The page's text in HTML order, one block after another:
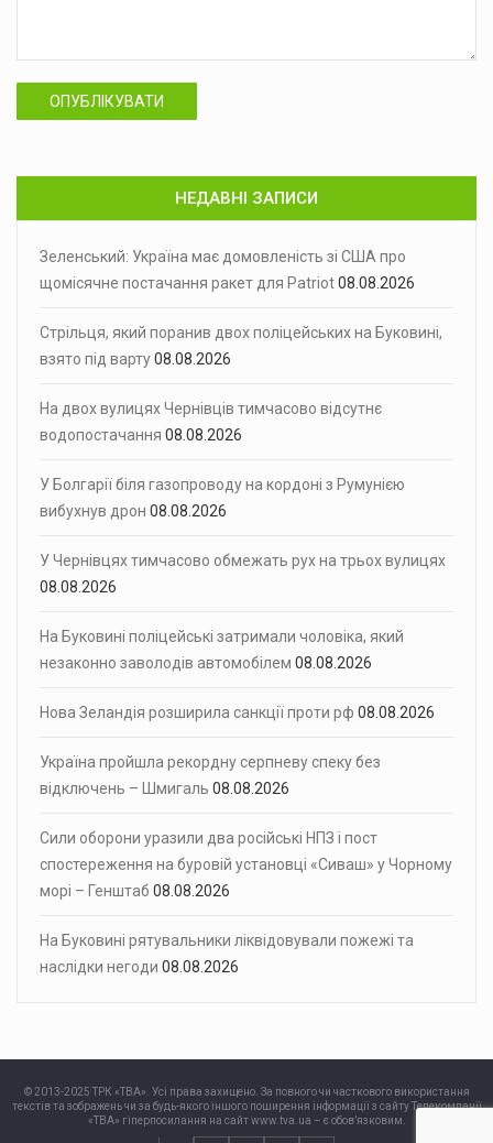
ОПУБЛІКУВАТИ
НЕДАВНІ ЗАПИСИ
Зеленський: Україна має домовленість зі США про
щомісячне постачання ракет для Patriot08.08.2026
Стрільця, який поранив двох поліцейських на Буковині,
взято під варту08.08.2026
На двох вулицях Чернівців тимчасово відсутнє
водопостачання 08.08.2026
У Болгарії біля газопроводу на кордоні з Румунією
вибухнув дрон 08.08.2026
У Чернівцях тимчасово обмежать рух на трьох вулицях
08.08.2026
На Буковині поліцейські затримали чоловіка, який
незаконно заволодів автомобілем 08.08.2026
Нова Зеландія розширила санкції проти рф 08.08.2026
Україна пройшла рекордну серпневу спеку без
відключень – Шмигаль 08.08.2026
Сили оборони уразили два російські НПЗ і пост
спостереження на буровій установці «Сиваш» у Чорному
морі – Генштаб 08.08.2026
На Буковині рятувальники ліквідовували пожежі та
наслідки негоди 08.08.2026
© 2013-2025 ТРК «ТВА». Усі права захищено. За повного чи часткового використання
текстів та зображень чи за будь-якого іншого поширення інформації з сайту Телекомпанії
«ТВА» гіперпосилання на сайт www.tva.ua – є обов’язковим.